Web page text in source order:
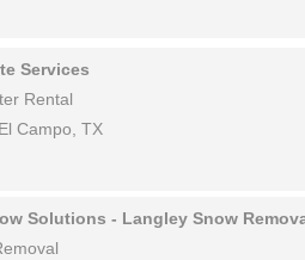
Services
Rental
Campo, TX
Solutions - Langley Snow